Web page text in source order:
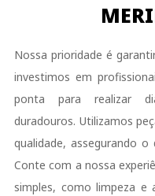
Nossa prioridade é
investimos em
ponta para realizar
duradouros. Utilizamos
qualidade, assegurando
Conte com a nossa
simples, como limpeza e